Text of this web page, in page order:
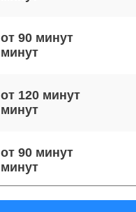
от 90 минут
от 120 минут
от 90 минут